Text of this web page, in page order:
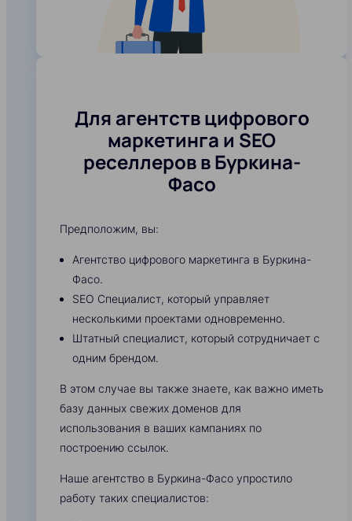
Для агентств цифрового
маркетинга и SEO
реселлеров в Буркина-
Фасо
Предположим, вы:
Агентство цифрового маркетинга в Буркина-
Фасо.
SEO Специалист, который управляет
несколькими проектами одновременно.
Штатный специалист, который сотрудничает с
одним брендом.
В этом случае вы также знаете, как важно иметь
базу данных свежих доменов для
использования в ваших кампаниях по
построению ссылок.
Наше агентство в Буркина-Фасо упростило
работу таких специалистов: